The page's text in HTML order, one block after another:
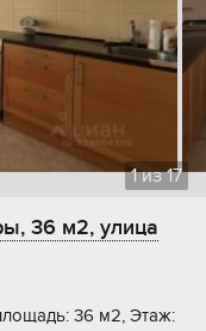
1из17
36 м2, улица
36 м2, Этаж: